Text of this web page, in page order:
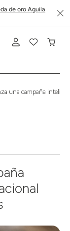
de oro Aguila
una campaña